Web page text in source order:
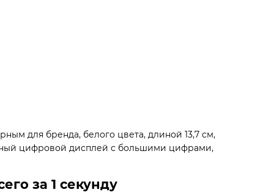
для бренда, белого цвета, длиной 13,7 см,
цифровой дисплей с большими цифрами,
за 1 секунду